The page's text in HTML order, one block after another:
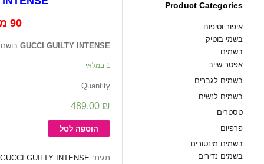
GUCCI GUILTY INTENSE
1 במלאי
Quantity
489.00 ₪
הוספה לסל
תגית: GUCCI GUILTY INTENSE
Product Categories
איפור וטיפוח
בשמי בוטיק
בשמים
אפטר שייב
בשמים לגברים
בשמים לנשים
טסטרים
פרפיום
בשמים מינטורים
בשמים נדירים